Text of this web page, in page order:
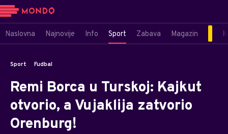
Naslovna Najnovije Info Sport Zabava Magazin
Sport Fudbal
Remi Borca u Turskoj: Kajkut
otvorio, a Vujaklija zatvorio
Orenburg!